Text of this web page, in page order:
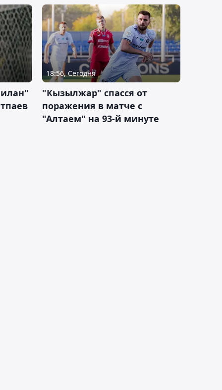
18:56, Сегодня
"Кызылжар" спасся от
поражения в матче с
"Алтаем" на 93-й минуте